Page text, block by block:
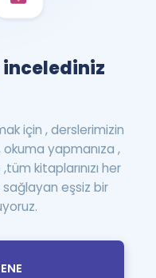
incelediniz
için , derslerimizin
okuma yapmanıza ,
kitaplarınızı her
eşsiz bir